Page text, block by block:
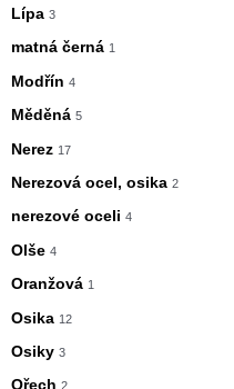
Lípa 3
matná černá 1
Modřín 4
Měděná 5
Nerez 17
Nerezová ocel, osika 2
nerezové oceli 4
Olše 4
Oranžová 1
Osika 12
Osiky 3
Ořech 2